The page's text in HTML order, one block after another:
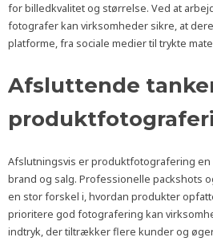
for billedkvalitet og størrelse. Ved at
fotografer kan virksomheder sikre, at
platforme, fra sociale medier til trykte
Afsluttende
Afslutningsvis er produktfotografering
brand og salg. Professionelle packshots
en stor forskel i, hvordan produkter
prioritere god fotografering kan
indtryk, der tiltrækker flere kunder og